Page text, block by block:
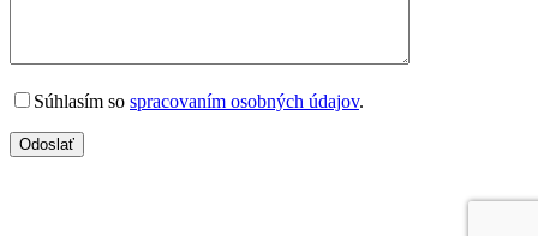
Súhlasím so spracovaním osobných údajov.